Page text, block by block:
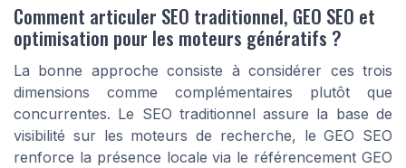
Comment articuler SEO traditionnel, GEO SEO et
optimisation pour les moteurs génératifs ?
La bonne approche consiste à considérer ces trois
dimensions comme complémentaires plutôt que
concurrentes. Le SEO traditionnel assure la base de
visibilité sur les moteurs de recherche, le GEO SEO
renforce la présence locale via le référencement GEO